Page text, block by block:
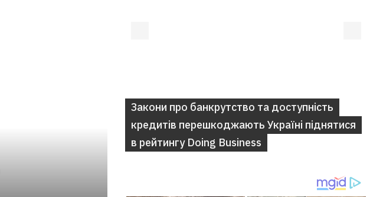
Закони про банкрутство та доступність
кредитів перешкоджають Україні піднятися
в рейтингу Doing Business